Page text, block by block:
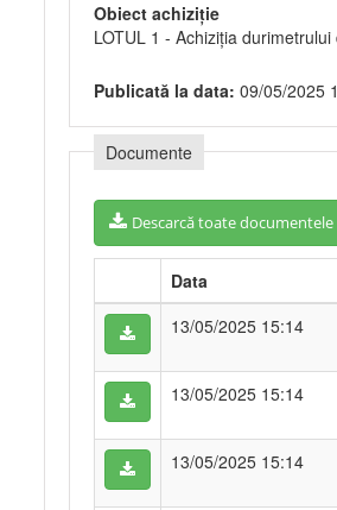
Obiect achiziție
LOTUL 1 - Achiziţia
Publicată la data: 09/05/2025
Documente
Descarcă toate documentele
Data
13/05/2025 15:14
13/05/2025 15:14
13/05/2025 15:14